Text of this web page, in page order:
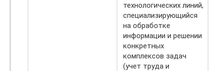
технологических линий,
специализирующийся
на обработке
информации и решении
конкретных
комплексов задач
(учет труда и